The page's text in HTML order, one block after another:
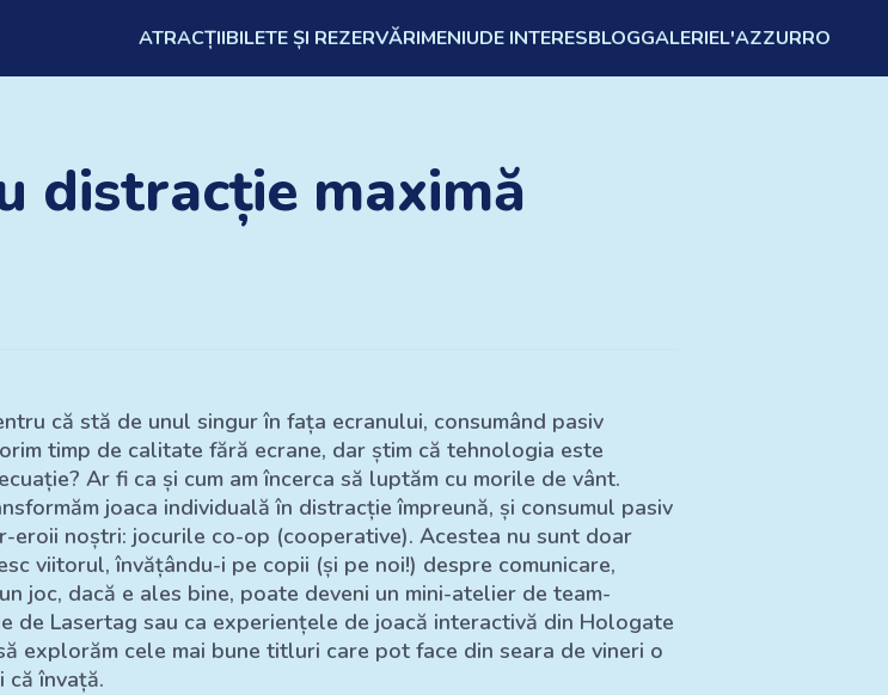
ATRACȚIIBILETE ȘI REZERVĂRIMENIUDE INTERESBLOGGALERIEL'AZZURRO
distracție maximă
că stă de unul singur în fața ecranului, consumând pasiv
timp de calitate fără ecrane, dar știm că tehnologia este
Ar fi ca și cum am încerca să luptăm cu morile de vânt.
joaca individuală în distracție împreună, și consumul pasiv
eroii noștri: jocurile co-op (cooperative). Acestea nu sunt doar
viitorul, învățându-i pe copii (și pe noi!) despre comunicare,
joc, dacă e ales bine, poate deveni un mini-atelier de team-
de Lasertag sau ca experiențele de joacă interactivă din Hologate
explorăm cele mai bune titluri care pot face din seara de vineri o
că învață.